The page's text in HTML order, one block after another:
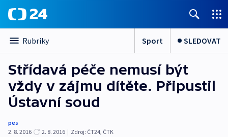
Rubriky Sport SLEDOVAT
Střídavá péče nemusí být
vždy v zájmu dítěte. Připustil
Ústavní soud
pes
2. 8. 2016
2. 8. 2016 | Zdroj: ČT24, ČTK